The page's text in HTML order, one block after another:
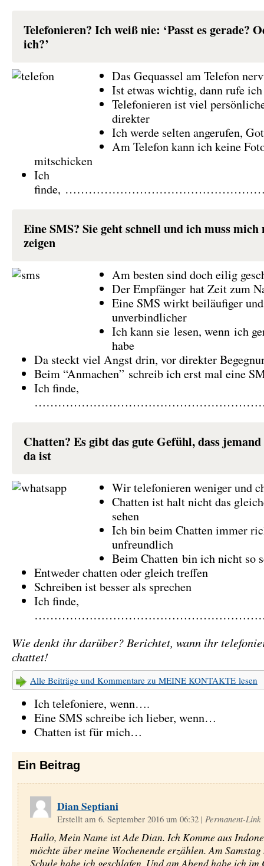
Telefonieren? Ich weiß nie: ‘Passt es gerade?
ich?’
Das Gequassel am Telefon
Ist etwas wichtig, dann rufe
Telefonieren ist viel
direkter
Ich werde selten angerufen,
Am Telefon kann ich keine
mitschicken
Ich
finde,
Eine SMS? Sie geht schnell und ich muss
zeigen
Am besten sind doch eilig
Der Empfänger hat Zeit zum
Eine SMS wirkt beiläufiger und
unverbindlicher
Ich kann sie lesen, wenn ich
habe
Da steckt viel Angst drin, vor direkter
Beim “Anmachen” schreib ich erst mal eine
Ich finde,
Chatten? Es gibt das gute Gefühl, dass
da ist
Wir telefonieren weniger und
Chatten ist halt nicht das
sehen
Ich bin beim Chatten immer
unfreundlich
Beim Chatten bin ich nicht so
Entweder chatten oder gleich treffen
Schreiben ist besser als sprechen
Ich finde,
Wie denkt ihr darüber? Berichtet, wann ihr
chattet!
Alle Beiträge und Kommentare zu MEINE KONTAKTE lesen
Ich telefoniere, wenn….
Eine SMS schreibe ich lieber, wenn…
Chatten ist für mich…
Ein Beitrag
Dian Septiani
Erstellt am 6. September 2016 um 06:32 | Permanent-Link
Hallo, Mein Name ist Ade Dian. Ich Komme aus
möchte über meine Wochenende erzählen. Am
Schule habe ich geschlafen. Und am Abend habe ich im